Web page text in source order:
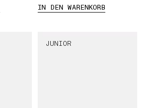
IN DEN WARENKORB
JUNIOR